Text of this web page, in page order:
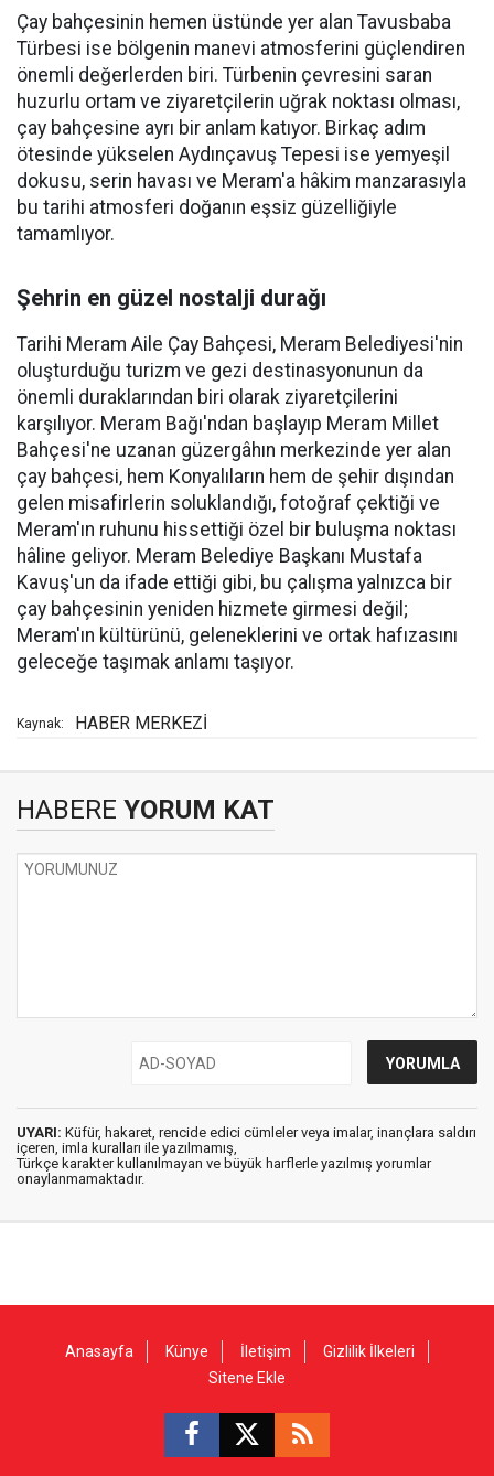
Çay bahçesinin hemen üstünde yer alan Tavusbaba
Türbesi ise bölgenin manevi atmosferini güçlendiren
önemli değerlerden biri. Türbenin çevresini saran
huzurlu ortam ve ziyaretçilerin uğrak noktası olması,
çay bahçesine ayrı bir anlam katıyor. Birkaç adım
ötesinde yükselen Aydınçavuş Tepesi ise yemyeşil
dokusu, serin havası ve Meram'a hâkim manzarasıyla
bu tarihi atmosferi doğanın eşsiz güzelliğiyle
tamamlıyor.
Şehrin en güzel nostalji durağı
Tarihi Meram Aile Çay Bahçesi, Meram Belediyesi'nin
oluşturduğu turizm ve gezi destinasyonunun da
önemli duraklarından biri olarak ziyaretçilerini
karşılıyor. Meram Bağı'ndan başlayıp Meram Millet
Bahçesi'ne uzanan güzergâhın merkezinde yer alan
çay bahçesi, hem Konyalıların hem de şehir dışından
gelen misafirlerin soluklandığı, fotoğraf çektiği ve
Meram'ın ruhunu hissettiği özel bir buluşma noktası
hâline geliyor. Meram Belediye Başkanı Mustafa
Kavuş'un da ifade ettiği gibi, bu çalışma yalnızca bir
çay bahçesinin yeniden hizmete girmesi değil;
Meram'ın kültürünü, geleneklerini ve ortak hafızasını
geleceğe taşımak anlamı taşıyor.
Kaynak: HABER MERKEZİ
HABERE YORUM KAT
UYARI: Küfür, hakaret, rencide edici cümleler veya imalar, inançlara saldırı
içeren, imla kuralları ile yazılmamış,
Türkçe karakter kullanılmayan ve büyük harflerle yazılmış yorumlar
onaylanmamaktadır.
Anasayfa Künye İletişim
Gizlilik İlkeleri
Sitene Ekle